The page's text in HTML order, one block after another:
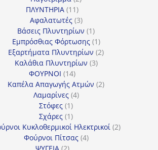
ΠΛΥΝΤΗΡΙΑ 1111
προϊόντα
Αφαλατωτές 33
προϊόντα
Βάσεις Πλυντηρίων 11
προϊόν
Εμπρόσθιας Φόρτωσης 11
προϊόν
Εξαρτήματα Πλυντηρίων 22
Καλάθια Πλυντηρίων 33
ΦΟΥΡΝΟΙ 1414
προϊόντα
Καπέλα Απαγωγής Ατμών 22
Λαμαρίνες 44
Στόφες 11
προϊόν
Σχάρες 11
προϊόν
Κυκλοθερμικοί Ηλεκτρικοί 22
Φούρνοι Πίτσας 44
ΨΥΓΕΙΑ 22